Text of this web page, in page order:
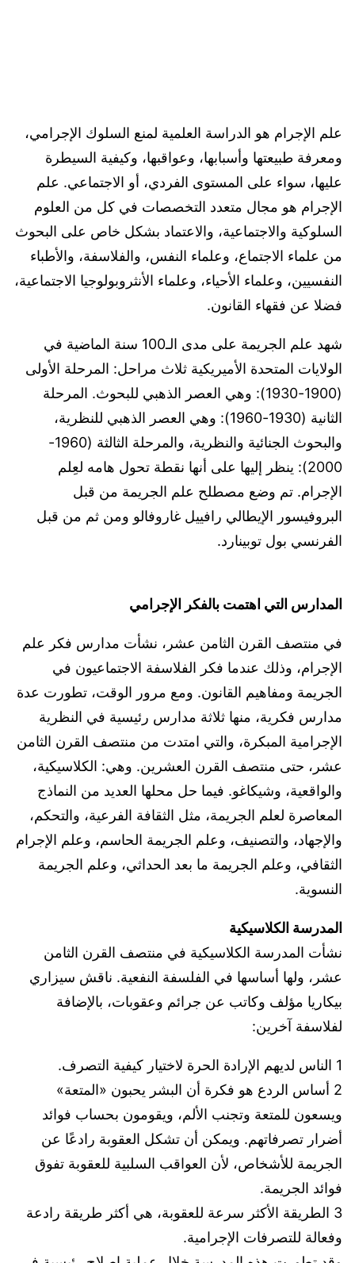
علم الإجرام هو الدراسة العلمية لمنع السلوك الإجرامي،
ومعرفة طبيعتها وأسبابها، وعواقبها، وكيفية السيطرة
عليها، سواء على المستوى الفردي، أو الاجتماعي. علم
الإجرام هو مجال متعدد التخصصات في كل من العلوم
السلوكية والاجتماعية، والاعتماد بشكل خاص على البحوث
من علماء الاجتماع، وعلماء النفس، والفلاسفة، والأطباء
النفسيين، وعلماء الأحياء، وعلماء الأنثروبولوجيا الاجتماعية،
فضلا عن فقهاء القانون.
شهد علم الجريمة على مدى الـ100 سنة الماضية في
الولايات المتحدة الأميريكية ثلاث مراحل: المرحلة الأولى
(1900-1930): وهي العصر الذهبي للبحوث. المرحلة
الثانية (1930-1960): وهي العصر الذهبي للنظرية،
والبحوث الجنائية والنظرية، والمرحلة الثالثة (1960-
2000): ينظر إليها على أنها نقطة تحول هامه لعِلم
الإجرام. تم وضع مصطلح علم الجريمة من قبل
البروفيسور الإيطالي رافييل غاروفالو ومن ثم من قبل
الفرنسي بول توبينارد.
المدارس التي اهتمت بالفكر الإجرامي
في منتصف القرن الثامن عشر، نشأت مدارس فكر علم
الإجرام، وذلك عندما فكر الفلاسفة الاجتماعيون في
الجريمة ومفاهيم القانون. ومع مرور الوقت، تطورت عدة
مدارس فكرية، منها ثلاثة مدارس رئيسية في النظرية
الإجرامية المبكرة، والتي امتدت من منتصف القرن الثامن
عشر، حتى منتصف القرن العشرين. وهي: الكلاسيكية،
والواقعية، وشيكاغو. فيما حل محلها العديد من النماذج
المعاصرة لعلم الجريمة، مثل الثقافة الفرعية، والتحكم،
والإجهاد، والتصنيف، وعلم الجريمة الحاسم، وعلم الإجرام
الثقافي، وعلم الجريمة ما بعد الحداثي، وعلم الجريمة
النسوية.
المدرسة الكلاسيكية
نشأت المدرسة الكلاسيكية في منتصف القرن الثامن
عشر، ولها أساسها في الفلسفة النفعية. ناقش سيزاري
بيكاريا مؤلف وكاتب عن جرائم وعقوبات، بالإضافة
لفلاسفة آخرين:
1 الناس لديهم الإرادة الحرة لاختيار كيفية التصرف.
2 أساس الردع هو فكرة أن البشر يحبون «المتعة»
ويسعون للمتعة وتجنب الألم، ويقومون بحساب فوائد
أضرار تصرفاتهم. ويمكن أن تشكل العقوبة رادعًا عن
الجريمة للأشخاص، لأن العواقب السلبية للعقوبة تفوق
فوائد الجريمة.
3 الطريقة الأكثر سرعة للعقوبة، هي أكثر طريقة رادعة
وفعالة للتصرفات الإجرامية.